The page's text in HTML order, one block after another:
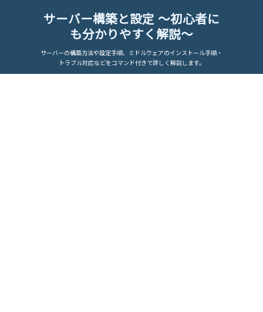
サーバー構築と設定 ～初心者に
も分かりやすく解説～
サーバーの構築方法や設定手順、ミドルウェアのインストール手順・
トラブル対応などをコマンド付きで詳しく解説します。